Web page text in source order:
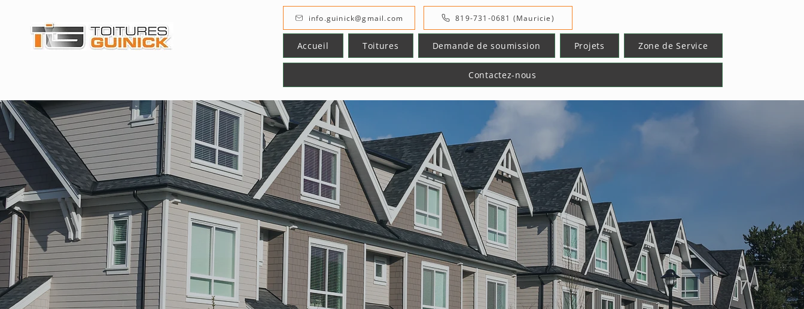
info.guinick@gmail.com 819-731-0681 (Mauricie)
Accueil Toitures Demande de soumission Projets Zone de Service
Contactez-nous